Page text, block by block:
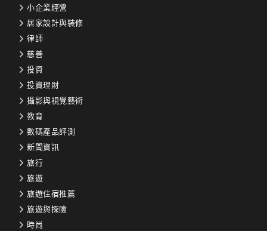
小企業經營
居家設計與裝修
律師
慈善
投資
投資理財
攝影與視覺藝術
教育
數碼產品評測
新聞資訊
旅行
旅遊
旅遊住宿推薦
旅遊與探險
時尚